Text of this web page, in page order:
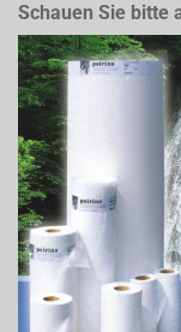
Schauen Sie bitte